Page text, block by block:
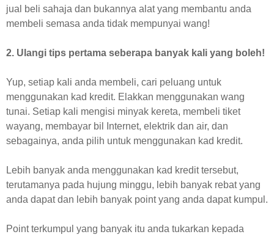
jual beli sahaja dan bukannya alat yang membantu anda
membeli semasa anda tidak mempunyai wang!
2. Ulangi tips pertama seberapa banyak kali yang boleh!
Yup, setiap kali anda membeli, cari peluang untuk
menggunakan kad kredit. Elakkan menggunakan wang
tunai. Setiap kali mengisi minyak kereta, membeli tiket
wayang, membayar bil Internet, elektrik dan air, dan
sebagainya, anda pilih untuk menggunakan kad kredit.
Lebih banyak anda menggunakan kad kredit tersebut,
terutamanya pada hujung minggu, lebih banyak rebat yang
anda dapat dan lebih banyak point yang anda dapat kumpul.
Point terkumpul yang banyak itu anda tukarkan kepada